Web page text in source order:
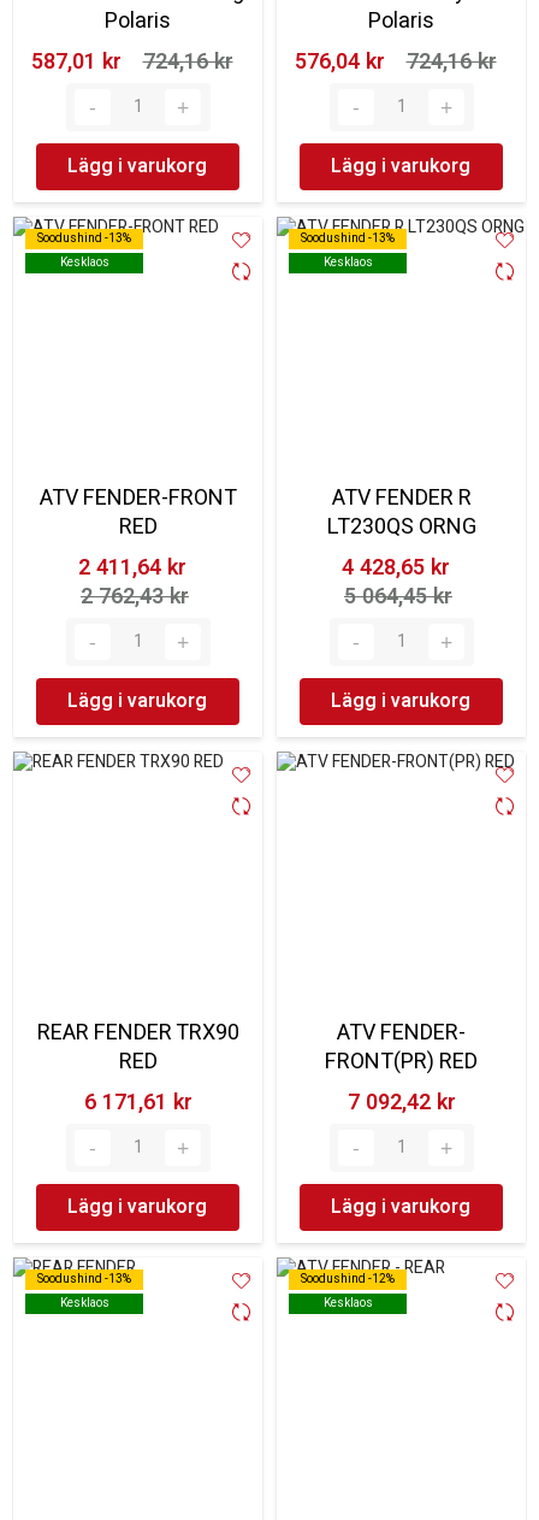
Polaris
587,01 kr‎
724,16 kr‎
Lägg i varukorg
Polaris
576,04 kr‎
724,16 kr‎
Lägg i varukorg
Soodushind -13%
Kesklaos
Soodushind -13%
Kesklaos
ATV FENDER-FRONT
RED
2 411,64 kr‎
2 762,43 kr‎
Lägg i varukorg
Soodushind -13%
Kesklaos
Soodushind -13%
Kesklaos
ATV FENDER R
LT230QS ORNG
4 428,65 kr‎
5 064,45 kr‎
Lägg i varukorg
REAR FENDER TRX90
RED
6 171,61 kr‎
Lägg i varukorg
ATV FENDER-
FRONT(PR) RED
7 092,42 kr‎
Lägg i varukorg
Soodushind -13%
Kesklaos
Soodushind -13%
Kesklaos
Soodushind -12%
Kesklaos
Soodushind -12%
Kesklaos